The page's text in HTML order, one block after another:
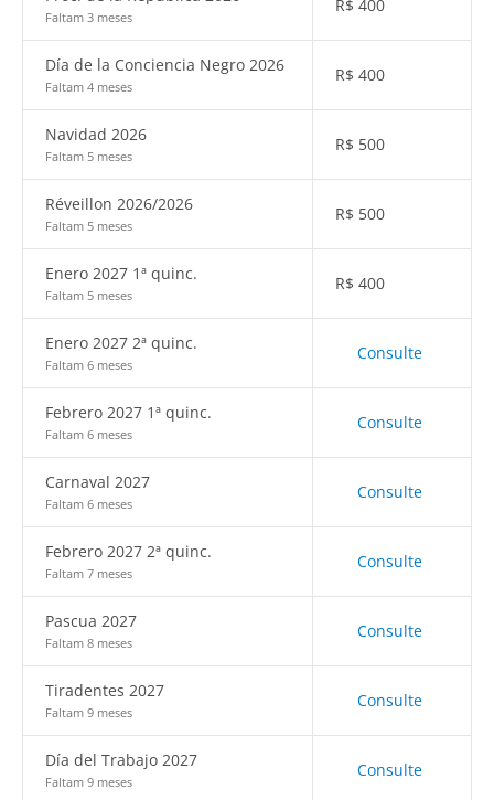
Faltam 3 meses
R$ 400
Día de la Conciencia Negro 2026
Faltam 4 meses
R$ 400
Navidad 2026
Faltam 5 meses
R$ 500
Réveillon 2026/2026
Faltam 5 meses
R$ 500
Enero 2027 1ª quinc.
Faltam 5 meses
R$ 400
Enero 2027 2ª quinc.
Faltam 6 meses
Consulte
Febrero 2027 1ª quinc.
Faltam 6 meses
Consulte
Carnaval 2027
Faltam 6 meses
Consulte
Febrero 2027 2ª quinc.
Faltam 7 meses
Consulte
Pascua 2027
Faltam 8 meses
Consulte
Tiradentes 2027
Faltam 9 meses
Consulte
Día del Trabajo 2027
Faltam 9 meses
Consulte